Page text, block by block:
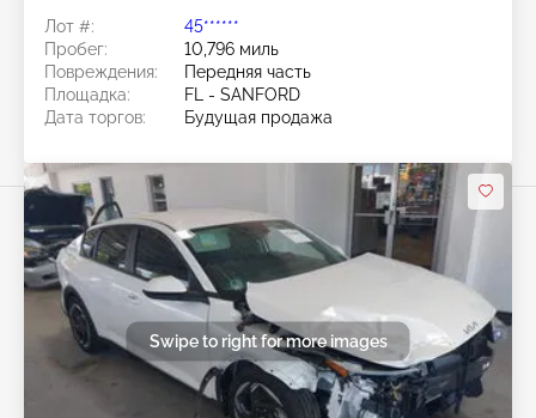
Лот #:
45******
Пробег:
10,796 миль
Повреждения:
Передняя часть
Площадка:
FL - SANFORD
Дата торгов:
Будущая продажа
Swipe to right for more images